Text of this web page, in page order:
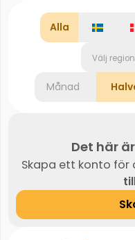
Alla
Välj region
Månad
Det här
Skapa ett konto för